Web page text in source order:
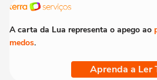
A carta da Lua representa o apego ao
medos.
Aprenda a Ler